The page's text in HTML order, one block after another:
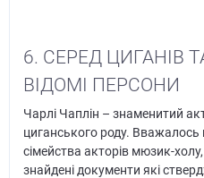
6. СЕРЕД ЦИГАНІВ
ВІДОМІ ПЕРСОНИ
Чарлі Чаплін – знаменитий
циганського роду.
сімейства акторів мюзик-
знайдені документи які